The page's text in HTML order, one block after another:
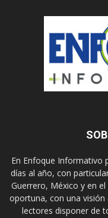
En Enfoque Informativo
días al año, con
Guerrero, México y en
oportuna, con una
lectores disponer de